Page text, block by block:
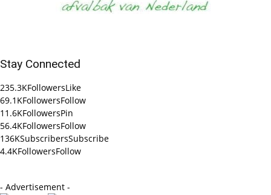
Stay Connected
235.3KFollowersLike
69.1KFollowersFollow
11.6KFollowersPin
56.4KFollowersFollow
136KSubscribersSubscribe
4.4KFollowersFollow
- Advertisement -